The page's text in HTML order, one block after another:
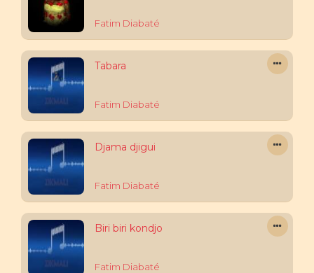
Fatim Diabaté
Tabara
Fatim Diabaté
Djama djigui
Fatim Diabaté
Biri biri kondjo
Fatim Diabaté